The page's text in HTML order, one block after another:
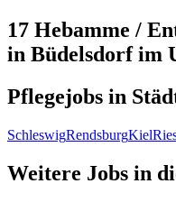
17 Hebamme /
in Büdelsdorfim
Pflegejobs in
SchleswigRendsburgKiel
Weitere Jobs in